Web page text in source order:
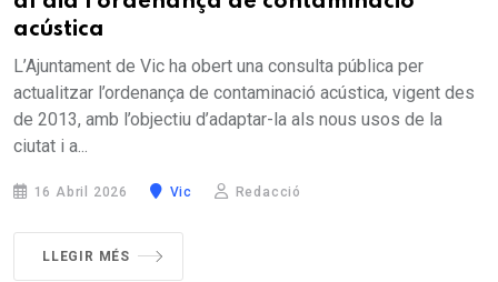
acústica
L’Ajuntament de Vic ha obert una consulta pública per
actualitzar l’ordenança de contaminació acústica, vigent des
de 2013, amb l’objectiu d’adaptar-la als nous usos de la
ciutat i a...
16 Abril 2026 Vic Redacció
LLEGIR MÉS